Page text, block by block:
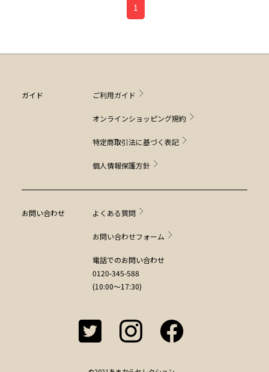
1
ガイド ご利用ガイド
オンラインショッピング規約
特定商取引法に基づく表記
個人情報保護方針
お問い合わせ よくある質問
お問い合わせフォーム
電話でのお問い合わせ
0120-345-588
(10:00～17:30)